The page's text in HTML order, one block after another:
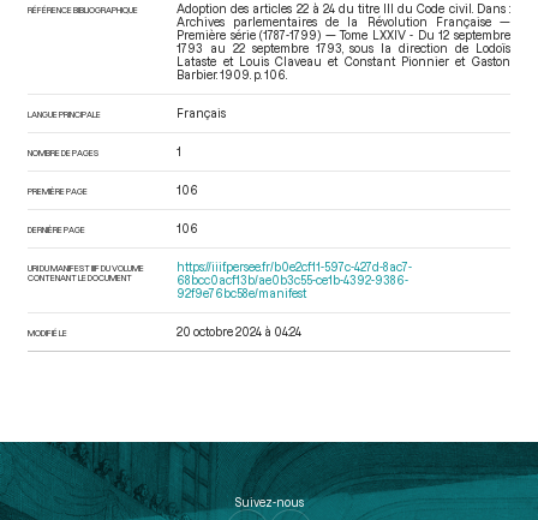
RÉFÉRENCE BIBLIOGRAPHIQUE
Adoption des articles 22 à 24 du titre III du Code civil. Dans :
Archives parlementaires de la Révolution Française —
Première série (1787-1799) — Tome LXXIV - Du 12 septembre
1793 au 22 septembre 1793 , sous la direction de Lodoïs
Lataste et Louis Claveau et Constant Pionnier et Gaston
Barbier. 1909. p. 106.
LANGUE PRINCIPALE Français
NOMBRE DE PAGES 1
PREMIÈRE PAGE 106
DERNIÈRE PAGE 106
URI DU MANIFEST IIIF DU VOLUME
CONTENANT LE DOCUMENT
https://iiif.persee.fr/b0e2cf11-597c-427d-8ac7-
68bcc0acf13b/ae0b3c55-ce1b-4392-9386-
92f9e76bc58e/manifest
MODIFIÉ LE 20 octobre 2024 à 04:24
Suivez-nous